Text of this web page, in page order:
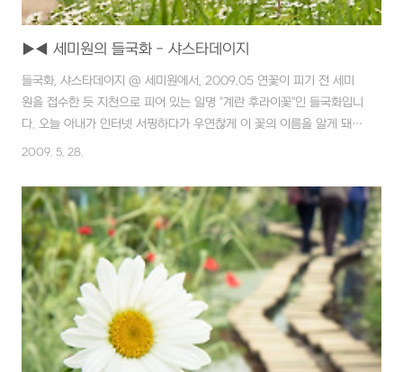
▶◀ 세미원의 들국화 - 샤스타데이지
들국화, 샤스타데이지 @ 세미원에서, 2009.05 연꽃이 피기 전 세미
원을 접수한 듯 지천으로 피어 있는 일명 "계란 후라이꽃"인 들국화입니
다. 오늘 아내가 인터넷 서핑하다가 우연찮게 이 꽃의 이름을 알게 돼서
알려줬답니다. 이름은 "샤스타데이지" 인데 발음이 영 어려워서 정이 안
이꽃이 보입니다. 2009/05/26 - [[갤러리 s(￣▽￣)v]/여행.출사 이
야기] - 세미원에서~~
2009. 5. 28.